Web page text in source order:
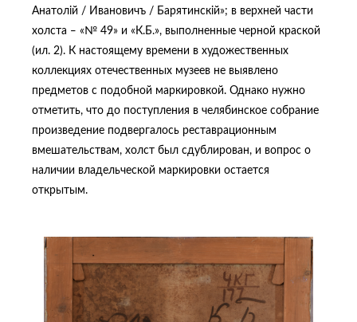
Анатолiй / Ивановичъ / Барятинскiй»; в верхней части
холста ‒ «№ 49» и «К.Б.», выполненные черной краской
(ил. 2). К настоящему времени в художественных
коллекциях отечественных музеев не выявлено
предметов с подобной маркировкой. Однако нужно
отметить, что до поступления в челябинское собрание
произведение подвергалось реставрационным
вмешательствам, холст был сдублирован, и вопрос о
наличии владельческой маркировки остается
открытым.